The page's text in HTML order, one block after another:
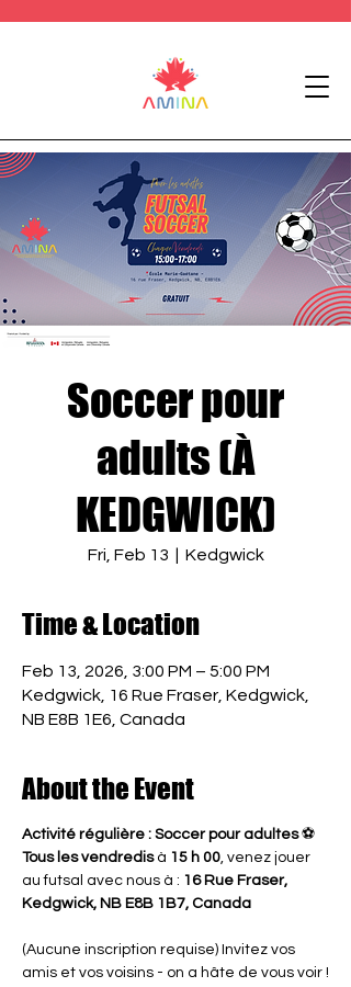
Soccer pour
adults (À
KEDGWICK)
Fri, Feb 13 Kedgwick
Time & Location
Feb 13, 2026, 3:00 PM – 5:00 PM
Kedgwick, 16 Rue Fraser, Kedgwick,
NB E8B 1E6, Canada
About the Event
Activité régulière : Soccer pour adultes ⚽
Tous les vendredis à 15 h 00, venez jouer
au futsal avec nous à : 16 Rue Fraser,
Kedgwick, NB E8B 1B7, Canada
(Aucune inscription requise) Invitez vos
amis et vos voisins - on a hâte de vous voir !